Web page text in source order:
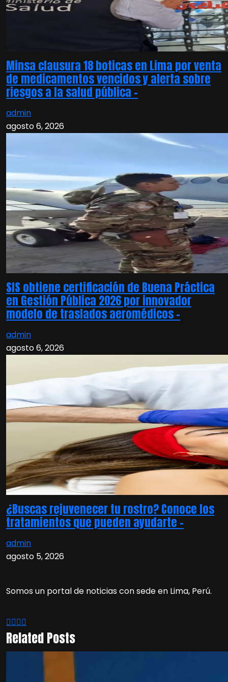
Minsa clausura 18 boticas en Lima por venta
de medicamentos vencidos y alerta sobre
riesgos a la salud pública –
admin
agosto 6, 2026
SIS obtiene certificación de Buena Práctica
en Gestión Pública 2026 por innovador
modelo de traslados aeromédicos –
admin
agosto 6, 2026
¿Buscas rejuvenecer tu rostro? Conoce los
tratamientos que pueden ayudarte –
admin
agosto 5, 2026
Somos un portal de noticias con sede en Lima, Perú.
Related Posts